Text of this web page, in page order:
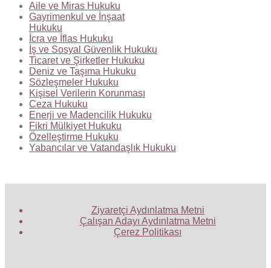
Aile ve Miras Hukuku
Gayrimenkul ve İnşaat
Hukuku
İcra ve İflas Hukuku
İş ve Sosyal Güvenlik Hukuku
Ticaret ve Şirketler Hukuku
Deniz ve Taşıma Hukuku
Sözleşmeler Hukuku
Kişisel Verilerin Korunması
Ceza Hukuku
Enerji ve Madencilik Hukuku
Fikri Mülkiyet Hukuku
Özelleştirme Hukuku
Yabancılar ve Vatandaşlık Hukuku
Ziyaretçi Aydınlatma Metni
Çalışan Adayı Aydınlatma Metni
Çerez Politikası